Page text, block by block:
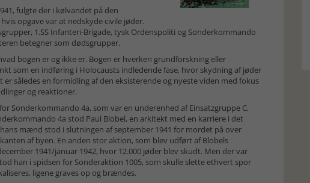
fulgte der i kølvandet på den
opgave var at nedskyde civile jøder.
1.SS Infanteri-Brigade, tysk Ordenspoliti og Sonderkommando
betegner som dødsgrupper.
bogen er og ikke er. Bogen er hverken grundforskning eller
som en indføring i Holocausts indledende fase, hvor skydning af jøder
således en formidling af den eksisterende og nyeste viden med fokus
og reaktioner.
Sonderkommando 4a, som var en underenhed af Einsatzgruppe C,
4a stod Paul Blobel, en arkitekt med en karriere i det
mænd stod i slutningen af september 1941 for mordet på over
af byen. En anden stor aktion, som blev udført af Blobels
1941/januar 1942, hvor 12.000 jøder blev skudt. Men der var
han i spidsen for Sonderaktion 1005, som skulle slette ethvert spor
ligene graves op og brændes.